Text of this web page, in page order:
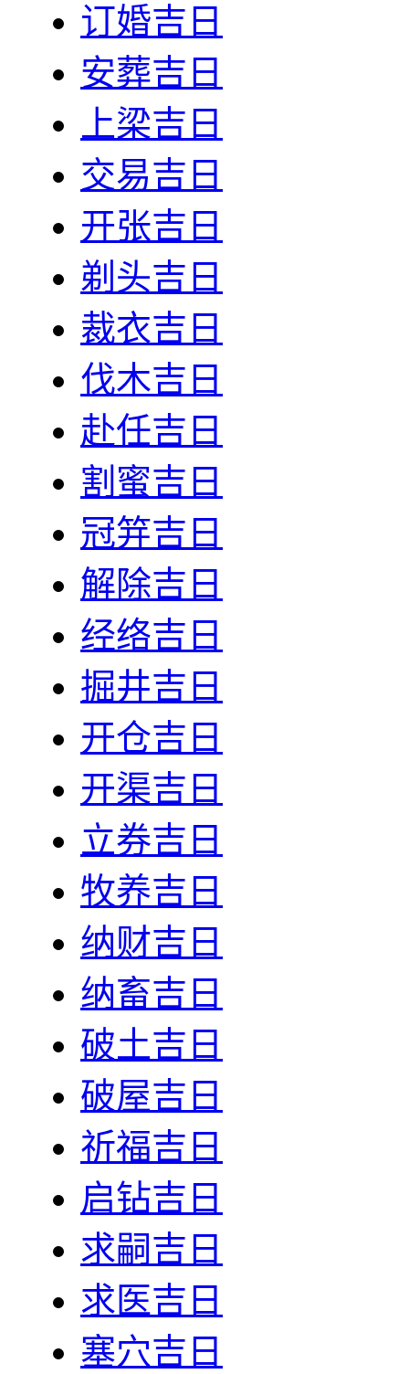
订婚吉日
安葬吉日
上梁吉日
交易吉日
开张吉日
剃头吉日
裁衣吉日
伐木吉日
赴任吉日
割蜜吉日
冠笄吉日
解除吉日
经络吉日
掘井吉日
开仓吉日
开渠吉日
立券吉日
牧养吉日
纳财吉日
纳畜吉日
破土吉日
破屋吉日
祈福吉日
启钻吉日
求嗣吉日
求医吉日
塞穴吉日